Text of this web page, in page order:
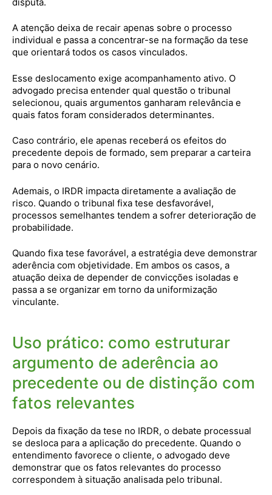
A atenção deixa de recair apenas sobre o processo
individual e passa a concentrar-se na formação da tese
que orientará todos os casos vinculados.
Esse deslocamento exige acompanhamento ativo. O
advogado precisa entender qual questão o tribunal
selecionou, quais argumentos ganharam relevância e
quais fatos foram considerados determinantes.
Caso contrário, ele apenas receberá os efeitos do
precedente depois de formado, sem preparar a carteira
para o novo cenário.
Ademais, o IRDR impacta diretamente a avaliação de
risco. Quando o tribunal fixa tese desfavorável,
processos semelhantes tendem a sofrer deterioração de
probabilidade.
Quando fixa tese favorável, a estratégia deve demonstrar
aderência com objetividade. Em ambos os casos, a
atuação deixa de depender de convicções isoladas e
passa a se organizar em torno da uniformização
vinculante.
Uso prático: como estruturar
argumento de aderência ao
precedente ou de distinção com
fatos relevantes
Depois da fixação da tese no IRDR, o debate processual
se desloca para a aplicação do precedente. Quando o
entendimento favorece o cliente, o advogado deve
demonstrar que os fatos relevantes do processo
correspondem à situação analisada pelo tribunal.